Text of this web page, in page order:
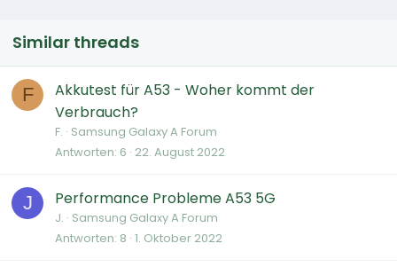
Similar threads
F
Akkutest für A53 - Woher kommt der
Verbrauch?
F. Samsung Galaxy A Forum
Antworten 6 22. August 2022
J Performance Probleme A53 5G
J. Samsung Galaxy A Forum
Antworten 8 1. Oktober 2022